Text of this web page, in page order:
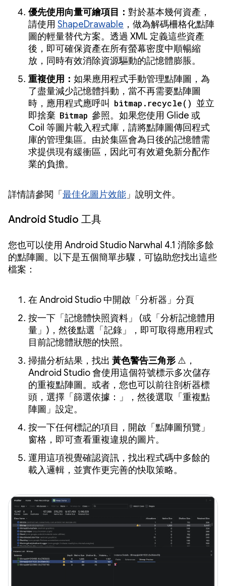
優先使用向量可繪項目： 對於基本幾何資產，
請使用 ShapeDrawable ，做為解碼柵格化點陣
圖的輕量替代方案。透過 XML 定義這些資產
後，即可確保資產在所有螢幕密度中順暢縮
放，同時有效消除資源驅動的記憶體膨脹。
重複使用： 如果應用程式手動管理點陣圖，為
了盡量減少記憶體抖動，當不再需要點陣圖
時，應用程式應呼叫 bitmap.recycle() 並立
即捨棄 Bitmap 參照。如果您使用 Glide 或
Coil 等圖片載入程式庫，請將點陣圖傳回程式
庫的管理集區。由於集區會為日後的記憶體需
求提供現有緩衝區，因此可有效避免新分配作
業的負擔。
詳情請參閱「最佳化圖片效能 」說明文件。
Android Studio 工具
您也可以使用 Android Studio Narwhal 4.1 消除多餘
的點陣圖。以下是五個簡單步驟，可協助您找出這些
檔案：
在 Android Studio 中開啟「分析器」 分頁
按一下「記憶體快照資料」
(或「分析記憶體用
量」)，然後點選「記錄」，即可取得應用程式
目前記憶體狀態的快照。
掃描分析結果，找出 黃色警告三角形 ⚠️，
Android Studio 會使用這個符號標示多次儲存
的重複點陣圖。或者，您也可以前往剖析器標
頭，選擇「篩選依據：」，然後選取「重複點
陣圖」設定。
按一下任何標記的項目，開啟「點陣圖預覽」
窗格，即可查看重複違規的圖片。
運用這項視覺確認資訊，找出程式碼中多餘的
載入邏輯，並實作更完善的快取策略。